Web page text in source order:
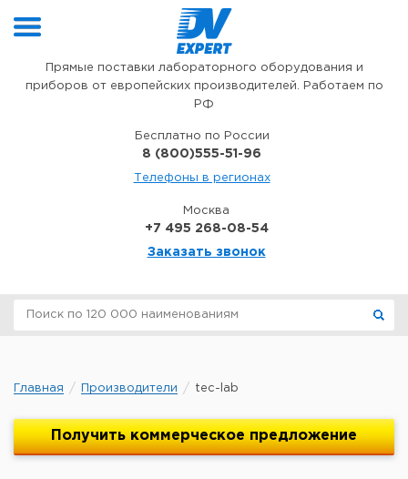
Прямые поставки лабораторного оборудования и
приборов от европейских производителей. Работаем по
РФ
Бесплатно по России
8 (800)555-51-96
Телефоны в регионах
Москва
+7 495 268-08-54
Заказать звонок
Главная Производители tec-lab
Получить коммерческое предложение